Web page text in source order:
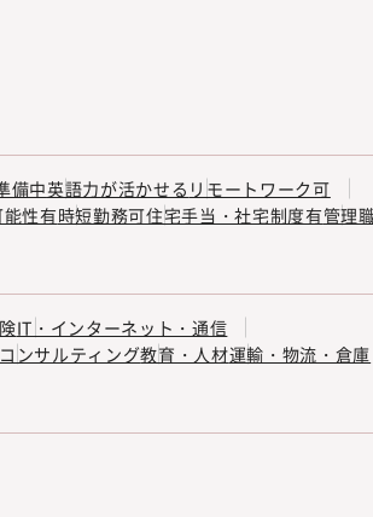
備中英語力が活かせる リモートワーク可
性有時短勤務可住宅手当・社宅制度有管理
IT・インターネット・通信
コンサルティング教育・人材運輸・物流・倉庫